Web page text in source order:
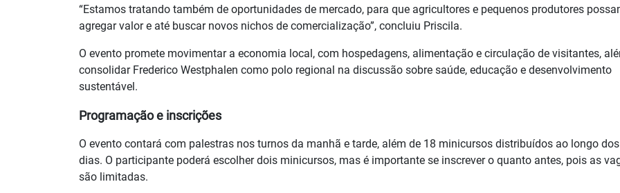
“Estamos tratando também de oportunidades de mercado, para que agricultores e pequenos produtores
agregar valor e até buscar novos nichos de comercialização”, concluiu Priscila.
O evento promete movimentar a economia local, com hospedagens, alimentação e circulação de visitantes,
consolidar Frederico Westphalen como polo regional na discussão sobre saúde, educação e desenvolvimento
sustentável.
Programação e inscrições
O evento contará com palestras nos turnos da manhã e tarde, além de 18 minicursos distribuídos ao longo
dias. O participante poderá escolher dois minicursos, mas é importante se inscrever o quanto antes, pois as
são limitadas.